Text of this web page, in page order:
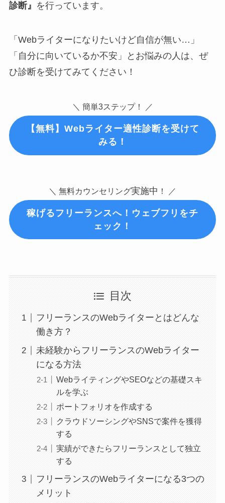
診断』 を行っています。
「Webライターになりたいけど自信が無い…」
「自分に向いているか不安」とお悩みの人は、ぜ
ひ診断を受けてみてください！
＼ 簡単3ステップ！ ／
【無料】Webライター適性診断を受けて
みる！
＼ 無料カウンセリング実施中 ！ ／
稼げるフリーランスへ！ウェブフリをチ
ェック！
目次
フリーランスのWebライターとはどんな
働き方？
未経験からフリーランスのWebライター
になる方法
WebライティングやSEOなどの基礎スキ
ルを学ぶ
ポートフォリオを作成する
クラウドソーシングやSNSで案件を獲得
する
実績ができたらフリーランスとして独立
する
フリーランスのWebライターになる3つの
メリット